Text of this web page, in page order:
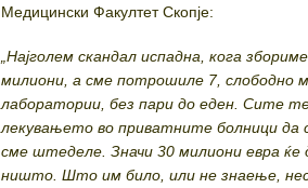
Медицински Факултет Скопје:
„Најголем скандал испадна, кога
милиони, а сме потрошиле 7,
лаборатории, без пари до еден. Сите
лекувањето во приватните болници
сме штеделе. Значи 30 милиони евра ќе
ништо. Што им било, или не знаење,